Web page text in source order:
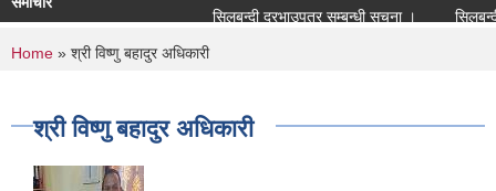
सिलबन्दी दरभाउपत्र सम्बन्धी सूचना ।
सिलबन्दी
You are here
Home » श्री विष्णु बहादुर अधिकारी
श्री विष्णु बहादुर अधिकारी